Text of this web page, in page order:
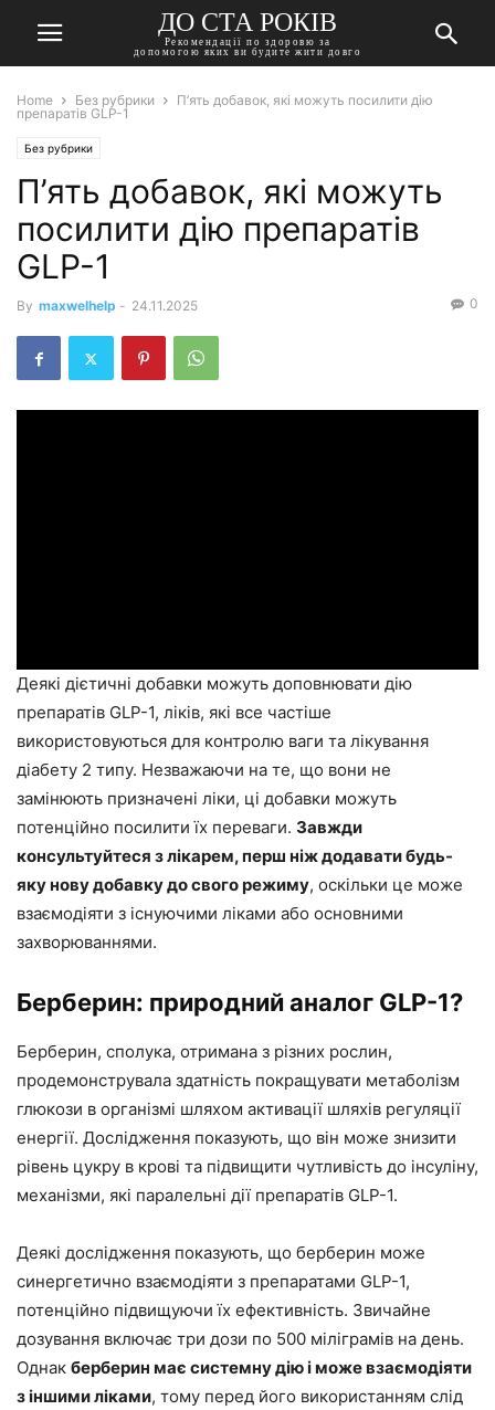
ДО СТА РОКІВ
Рекомендації по здоровю за
допомогою яких ви будите жити довго
Home Без рубрики
П’ять добавок, які можуть посилити дію
препаратів GLP-1
Без рубрики
П’ять добавок, які можуть
посилити дію препаратів
GLP-1
By maxwelhelp - 24.11.2025 0
Деякі дієтичні добавки можуть доповнювати дію
препаратів GLP-1, ліків, які все частіше
використовуються для контролю ваги та лікування
діабету 2 типу. Незважаючи на те, що вони не
замінюють призначені ліки, ці добавки можуть
потенційно посилити їх переваги. Завжди
консультуйтеся з лікарем, перш ніж додавати будь-
яку нову добавку до свого режиму, оскільки це може
взаємодіяти з існуючими ліками або основними
захворюваннями.
Берберин: природний аналог GLP-1?
Берберин, сполука, отримана з різних рослин,
продемонструвала здатність покращувати метаболізм
глюкози в організмі шляхом активації шляхів регуляції
енергії. Дослідження показують, що він може знизити
рівень цукру в крові та підвищити чутливість до інсуліну,
механізми, які паралельні дії препаратів GLP-1.
Деякі дослідження показують, що берберин може
синергетично взаємодіяти з препаратами GLP-1,
потенційно підвищуючи їх ефективність. Звичайне
дозування включає три дози по 500 міліграмів на день.
Однак берберин має системну дію і може взаємодіяти
з іншими ліками, тому перед його використанням слід